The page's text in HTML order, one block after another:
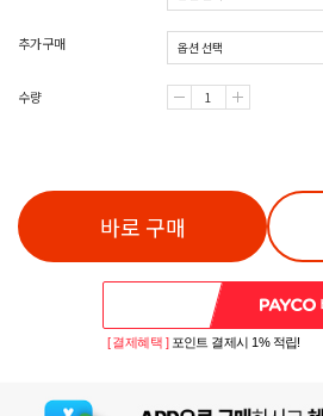
추가구매
수량
바로 구매
[ 결제혜택 ] 포인트 결제시 1% 적립!